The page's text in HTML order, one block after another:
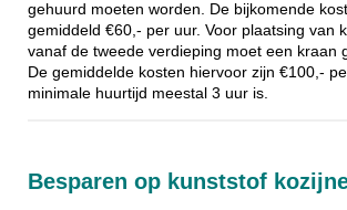
gehuurd moeten worden. De bijkomende
gemiddeld €60,- per uur. Voor plaatsing van
vanaf de tweede verdieping moet een kraan
De gemiddelde kosten hiervoor zijn €100,-
minimale huurtijd meestal 3 uur is.
Besparen op kunststof